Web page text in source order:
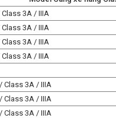
3A / IIIA
3A / IIIA
3A / IIIA
3A / IIIA
Class 3A / IIIA
Class 3A / IIIA
Class 3A / IIIA